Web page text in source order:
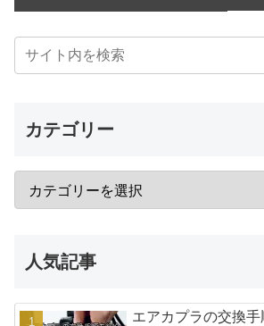
カテゴリー
人気記事
エアカプラの交換